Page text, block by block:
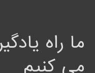
ما راه
می کنیم